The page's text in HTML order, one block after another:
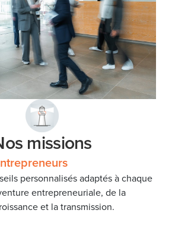
missions
personnalisés adaptés à chaque
entrepreneuriale, de la
et la transmission.